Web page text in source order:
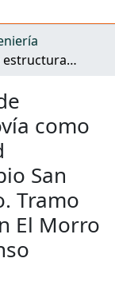
Propuesta de estructura vial tipo ciclovía como alternativa de movilidad sostenible en el municipio San Diego, estado Carabobo. Tramo de estudio: urbanización El Morro I-urbanización El Remanso
como
San
Tramo
El Morro